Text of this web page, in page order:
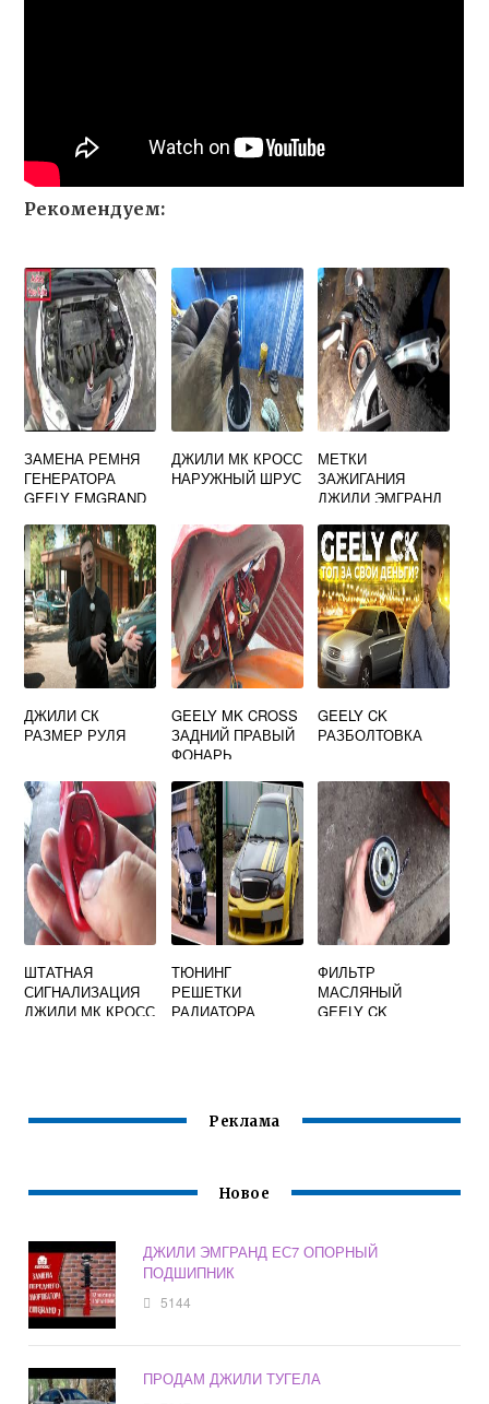
Рекомендуем:
ЗАМЕНА РЕМНЯ
ГЕНЕРАТОРА
GEELY EMGRAND
ДЖИЛИ МК КРОСС
НАРУЖНЫЙ ШРУС
МЕТКИ
ЗАЖИГАНИЯ
ДЖИЛИ ЭМГРАНД
ДЖИЛИ СК
РАЗМЕР РУЛЯ
GEELY MK CROSS
ЗАДНИЙ ПРАВЫЙ
ФОНАРЬ
GEELY CK
РАЗБОЛТОВКА
ШТАТНАЯ
СИГНАЛИЗАЦИЯ
ДЖИЛИ МК КРОСС
ТЮНИНГ
РЕШЕТКИ
РАДИАТОРА
ФИЛЬТР
МАСЛЯНЫЙ
GEELY CK
Реклама
Новое
ДЖИЛИ ЭМГРАНД ЕС7 ОПОРНЫЙ
ПОДШИПНИК
5144
ПРОДАМ ДЖИЛИ ТУГЕЛА